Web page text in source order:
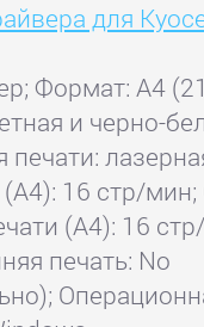
для
Формат: A4
и черно-
печати:
16 стр/мин;
(А4): 16
печать: No